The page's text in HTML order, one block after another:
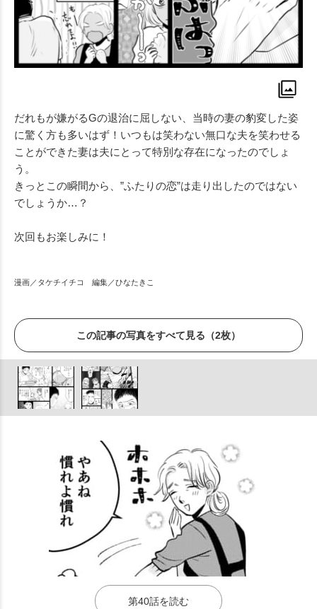
だれもが嫌がるGの退治に屈しない、当時の妻の豹変した姿
に驚く方も多いはず！いつもは笑わない無口な夫を笑わせる
ことができた妻は夫にとって特別な存在になったのでしょ
う。
きっとこの瞬間から、”ふたりの恋”は走り出したのではない
でしょうか…？
次回もお楽しみに！
漫画／タケチイチコ 編集／ひなたきこ
この記事の写真をすべて見る（2枚）
第40話を読む